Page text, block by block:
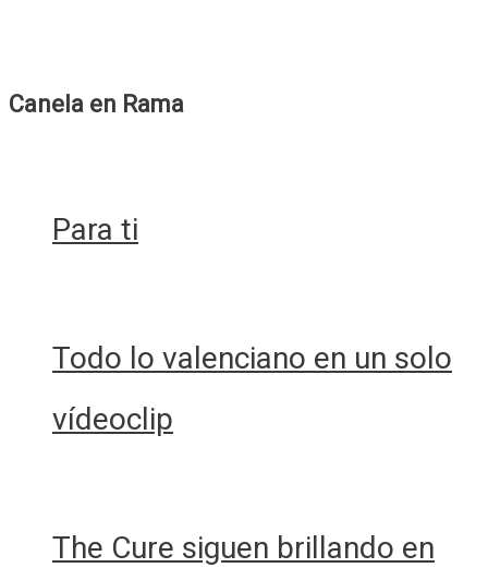
y
Canela en Rama
Para ti
Todo lo valenciano en un solo
vídeoclip
The Cure siguen brillando en